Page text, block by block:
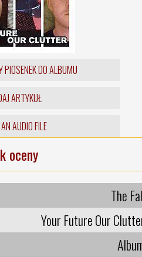
PIOSENEK DO ALBUMU
ARTYKUŁ
AUDIO FILE
oceny
The
Your Future Our